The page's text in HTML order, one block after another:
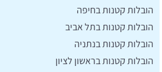
הובלות קטנות בחיפה
הובלות קטנות בתל אביב
הובלות קטנות בנתניה
הובלות קטנות בראשון לציון